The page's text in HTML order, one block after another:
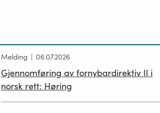
Melding 06.07.2026
Gjennomføring av fornybardirektiv II i
norsk rett: Høring